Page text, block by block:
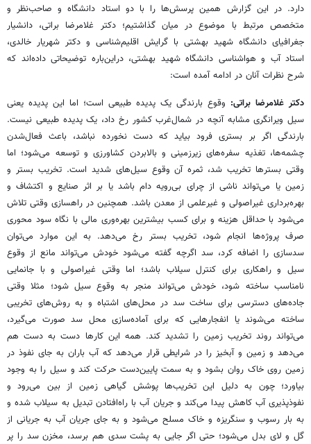
دارد. در این گزارش همین پرسش‌ها را با دو استاد دانشگاه و صاحب‌نظر و
متخصص مرتبط با موضوع در میان گذاشتیم؛ دکتر غلامرضا براتی، دانشیار
جغرافیای دانشگاه شهید بهشتی با گرایش اقلیم‌شناسی و دکتر شهریار خالدی،
استاد آب و هواشناسی دانشگاه شهید بهشتی، در‌این‌باره توضیحاتی داده‌اند که
شرح نظرات آنان در ادامه آمده است:
دکتر غلامرضا براتی: وقوع بارندگی یک پدیده طبیعی است؛ اما این پدیده یعنی
سیل ویرانگری مشابه آنچه در شمال‌غرب کشور رخ داد، یک پدیده طبیعی نیست.
بارندگی اگر بر بستری فرود بیاید که دست نخورده نباشد، باعث فعال‌شدن
چشمه‌ها، تغذیه سفره‌های زیرزمینی و بالابردن کشاورزی و توسعه می‌شود؛ اما
وقتی بسترها تخریب شد، ثمره آن وقوع سیل‌های شدید است. تخریب بستر و
زمین یا می‌تواند ناشی از چرای بی‌رویه دام باشد یا بر اثر صنایع و اکتشاف و
بهره‌برداری غیراصولی و غیرعلمی از معدن باشد. همچنین در راهسازی وقتی تلاش
می‌شود با حداقل هزینه و برای کسب بیشترین بهره‌وری مالی با نگاه سود محوری
صرف پروژه‌ها انجام شود، تخریب بستر رخ می‌دهد. به این موارد می‌توان
سد‌سازی را اضافه کرد، سد اگرچه گفته می‌شود خودش می‌تواند مانع از وقوع
سیل و راهکاری برای کنترل سیلاب باشد؛ اما وقتی غیراصولی و با جانمایی
نامناسب ساخته شود، خودش می‌تواند منجر به وقوع سیل شود؛ مثلا وقتی
جاده‌های دسترسی برای ساخت سد در محل‌های اشتباه و به روش‌های تخریبی
ساخته می‌شوند یا انفجارهایی که برای آماده‌سازی محل سد صورت می‌گیرد،
می‌تواند روند تخریب زمین را تشدید کند. همه این کارها دست به دست هم
می‌دهد و زمین و آبخیز را در شرایطی قرار می‌دهد که آب باران به جای نفوذ در
زمین روی خاک روان بشود و به سمت پایین‌دست حرکت کند و سیل را به وجود
بیاورد؛ چون به دلیل این تخریب‌ها پوشش گیاهی زمین از بین می‌رود و
نفوذپذیری آب کاهش پیدا می‌کند و جریان آب با راه‌افتادن تبدیل به سیلاب شده و
به بار رسوب و سنگریزه و خاک مسلح می‌شود و به جای جریان آب به جریانی از
گل و لای بدل می‌شود؛ حتی اگر جایی به پشت سدی هم برسد، مخزن سد را پر